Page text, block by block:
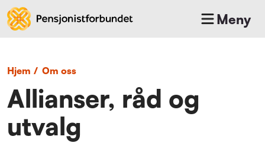
Meny
Hjem / Om oss
Allianser, råd og
utvalg